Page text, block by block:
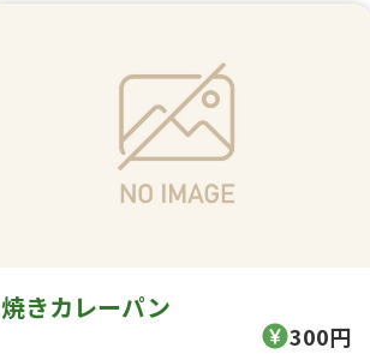
焼きカレーパン
300円